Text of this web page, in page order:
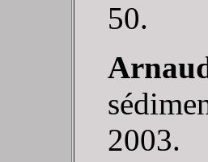
50.
2003.